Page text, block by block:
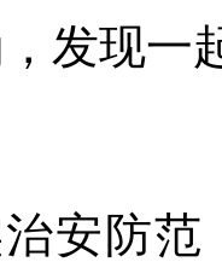
发现一
安防